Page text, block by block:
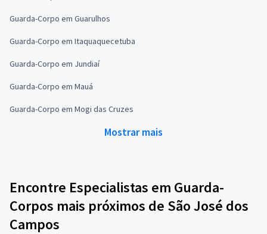
Guarda-Corpo em Guarulhos
Guarda-Corpo em Itaquaquecetuba
Guarda-Corpo em Jundiaí
Guarda-Corpo em Mauá
Guarda-Corpo em Mogi das Cruzes
Mostrar mais
Encontre Especialistas em Guarda-
Corpos mais próximos de São José dos
Campos